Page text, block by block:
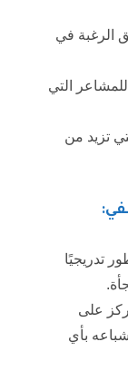
الرغبة في
التي
تزيد من
تدريجيًا
على
بأي